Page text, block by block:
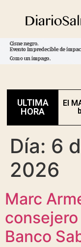
ULTIMA
HORA
El
Día: 6
2026
Marc
Banco